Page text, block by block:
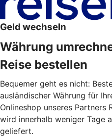
Geld wechseln
Währung
Reise bestellen
Bequemer geht es nicht:
ausländischer Währung für
Onlineshop unseres Partners
wird innerhalb weniger Tage
geliefert.